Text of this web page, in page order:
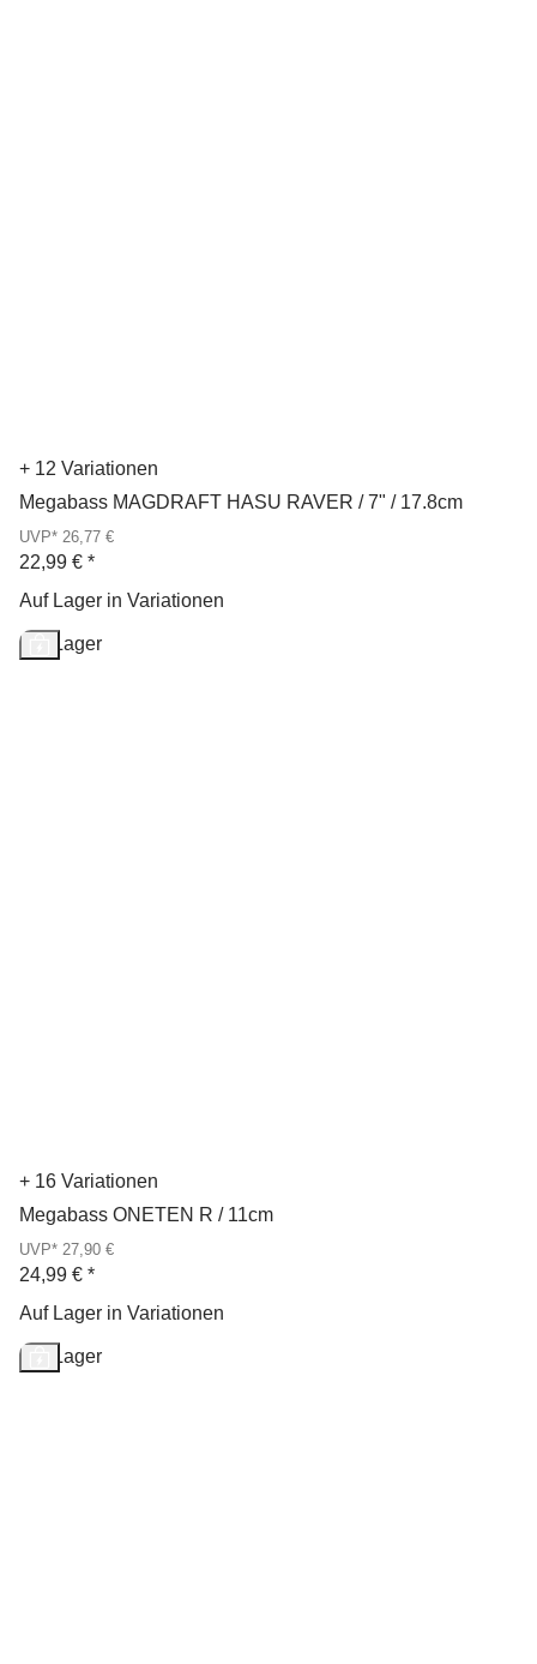
+ 12 Variationen
Megabass MAGDRAFT HASU RAVER / 7" / 17.8cm
UVP* 26,77 €
22,99 € *
Auf Lager in Variationen
Auf Lager
+ 16 Variationen
Megabass ONETEN R / 11cm
UVP* 27,90 €
24,99 € *
Auf Lager in Variationen
Auf Lager